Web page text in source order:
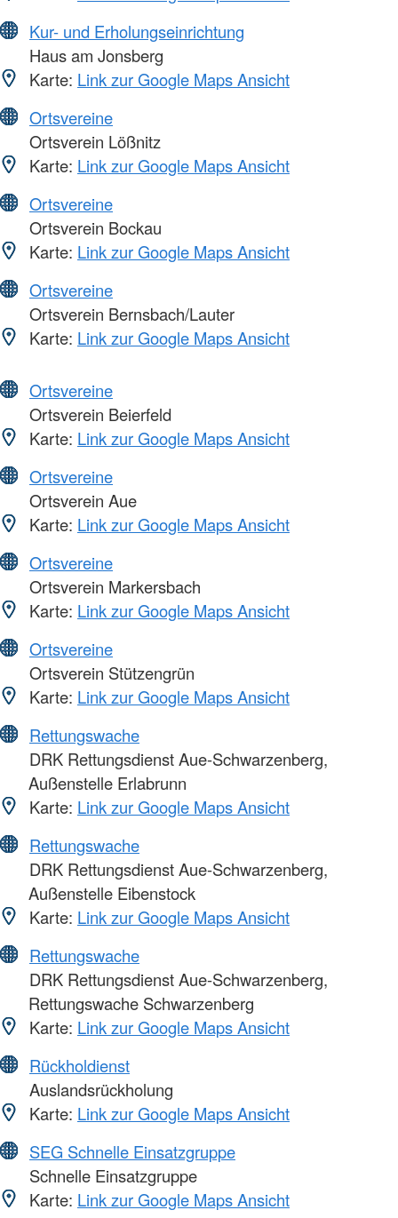
Kur- und Erholungseinrichtung
Haus am Jonsberg
Karte: Link zur Google Maps Ansicht
Ortsvereine
Ortsverein Lößnitz
Karte: Link zur Google Maps Ansicht
Ortsvereine
Ortsverein Bockau
Karte: Link zur Google Maps Ansicht
Ortsvereine
Ortsverein Bernsbach/Lauter
Karte: Link zur Google Maps Ansicht
Ortsvereine
Ortsverein Beierfeld
Karte: Link zur Google Maps Ansicht
Ortsvereine
Ortsverein Aue
Karte: Link zur Google Maps Ansicht
Ortsvereine
Ortsverein Markersbach
Karte: Link zur Google Maps Ansicht
Ortsvereine
Ortsverein Stützengrün
Karte: Link zur Google Maps Ansicht
Rettungswache
DRK Rettungsdienst Aue-Schwarzenberg,
Außenstelle Erlabrunn
Karte: Link zur Google Maps Ansicht
Rettungswache
DRK Rettungsdienst Aue-Schwarzenberg,
Außenstelle Eibenstock
Karte: Link zur Google Maps Ansicht
Rettungswache
DRK Rettungsdienst Aue-Schwarzenberg,
Rettungswache Schwarzenberg
Karte: Link zur Google Maps Ansicht
Rückholdienst
Auslandsrückholung
Karte: Link zur Google Maps Ansicht
SEG Schnelle Einsatzgruppe
Schnelle Einsatzgruppe
Karte: Link zur Google Maps Ansicht